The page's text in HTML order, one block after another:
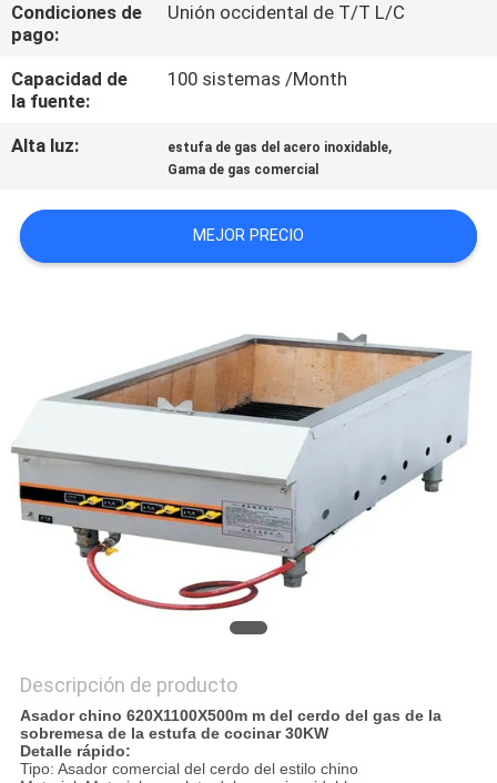
EN
CONTACTO
CON
CASOS
MAPA
SITIO
PRIVACY
POLICY
Condiciones de
pago:
Unión occidental de T/T L/C
Capacidad de
la fuente:
100 sistemas /Month
Alta luz: estufa de gas del acero inoxidable,
Gama de gas comercial
MEJOR PRECIO
Descripción de producto
Asador chino 620X1100X500m m del cerdo del gas de la
sobremesa de la estufa de cocinar 30KW
Detalle rápido:
Tipo: Asador comercial del cerdo del estilo chino